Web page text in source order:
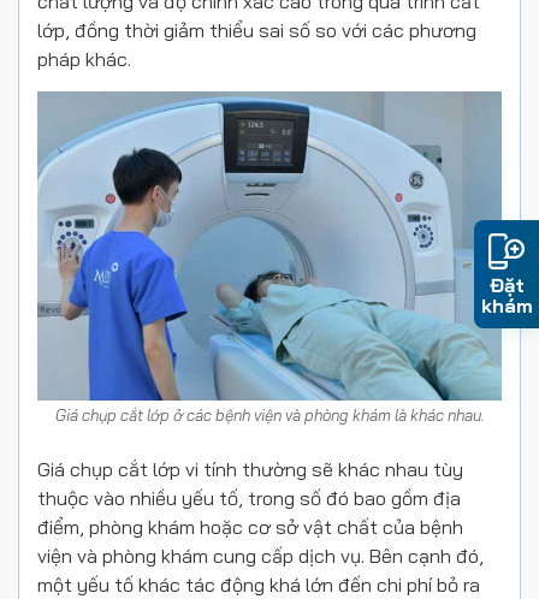
lớp, đồng thời giảm thiểu sai số so với các phương
pháp khác.
Giá chụp cắt lớp ở các bệnh viện và phòng khám là khác nhau.
Giá chụp cắt lớp vi tính thường sẽ khác nhau tùy
thuộc vào nhiều yếu tố, trong số đó bao gồm địa
điểm, phòng khám hoặc cơ sở vật chất của bệnh
viện và phòng khám cung cấp dịch vụ. Bên cạnh đó,
một yếu tố khác tác động khá lớn đến chi phí bỏ ra
Đặt
khám